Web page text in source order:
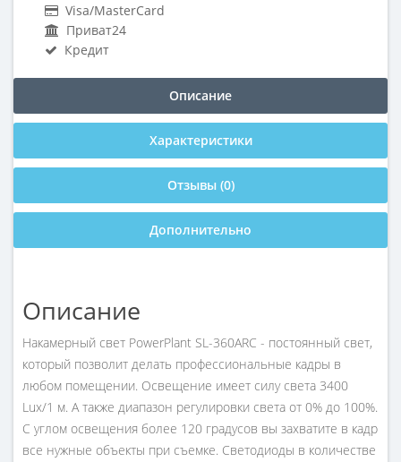
Visa/MasterCard
Приват24
Кредит
Описание
Характеристики
Отзывы (0)
Дополнительно
Описание
Накамерный свет PowerPlant SL-360ARC - постоянный свет,
который позволит делать профессиональные кадры в
любом помещении. Освещение имеет силу света 3400
Lux/1 м. А также диапазон регулировки света от 0% до 100%.
С углом освещения более 120 градусов вы захватите в кадр
все нужные объекты при съемке. Светодиоды в количестве